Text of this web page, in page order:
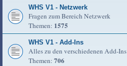
WHS V1 - Netzwerk
Fragen zum Bereich Netzwerk
Themen: 1575
WHS V1 - Add-Ins
Alles zu den verschiedenen Add-Ins
Themen: 706